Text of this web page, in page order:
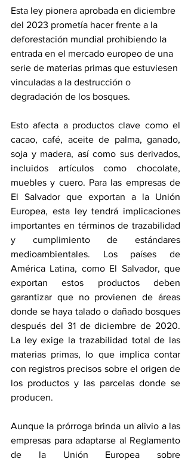
Esta ley pionera aprobada en diciembre
del 2023 prometía hacer frente a la
deforestación mundial prohibiendo la
entrada en el mercado europeo de una
serie de materias primas que estuviesen
vinculadas a la destrucción o
degradación de los bosques.
Esto afecta a productos clave como el
cacao, café, aceite de palma, ganado,
soja y madera, así como sus derivados,
incluidos artículos como chocolate,
muebles y cuero. Para las empresas de
El Salvador que exportan a la Unión
Europea, esta ley tendrá implicaciones
importantes en términos de trazabilidad
y cumplimiento de estándares
medioambientales. Los países de
América Latina, como El Salvador, que
exportan estos productos deben
garantizar que no provienen de áreas
donde se haya talado o dañado bosques
después del 31 de diciembre de 2020.
La ley exige la trazabilidad total de las
materias primas, lo que implica contar
con registros precisos sobre el origen de
los productos y las parcelas donde se
producen.
Aunque la prórroga brinda un alivio a las
empresas para adaptarse al Reglamento
de la Unión Europea sobre